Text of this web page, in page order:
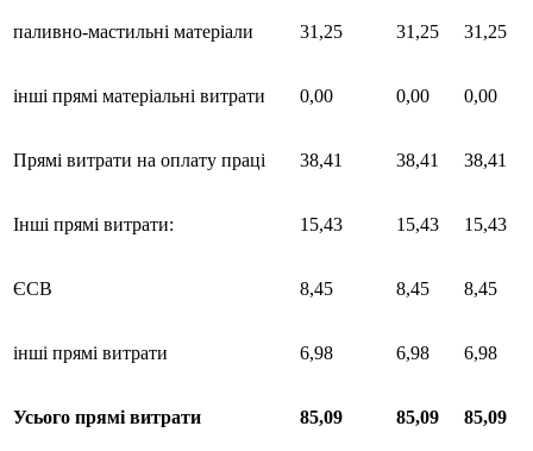
паливно-мастильні матеріали 31,25 31,25 31,25
інші прямі матеріальні витрати 0,00 0,00 0,00
Прямі витрати на оплату праці 38,41 38,41 38,41
Інші прямі витрати: 15,43 15,43 15,43
ЄСВ 8,45 8,45 8,45
інші прямі витрати 6,98 6,98 6,98
Усього прямі витрати 85,09 85,09 85,09